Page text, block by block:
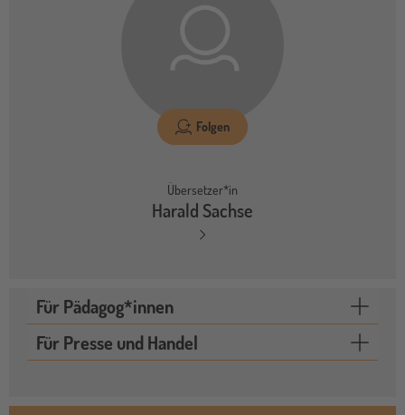
Folgen
Übersetzer*in
Harald Sachse
Für Pädagog*innen
Für Presse und Handel